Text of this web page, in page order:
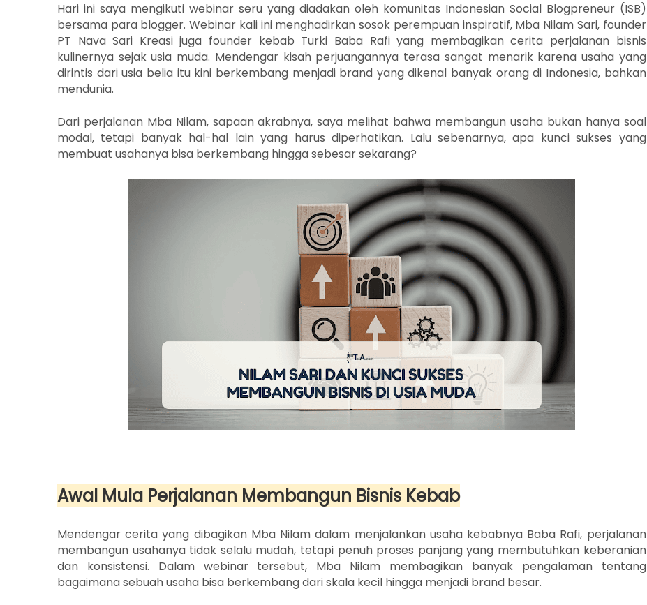
Hari ini saya mengikuti webinar seru yang diadakan oleh komunitas Indonesian Social Blogpreneur (ISB)
bersama para blogger. Webinar kali ini menghadirkan sosok perempuan inspiratif, Mba Nilam Sari, founder
PT Nava Sari Kreasi juga founder kebab Turki Baba Rafiyang membagikan cerita perjalanan bisnis
kulinernya sejak usia muda. Mendengar kisah perjuangannya terasa sangat menarik karena usaha yang
dirintis dari usia belia itu kini berkembang menjadi brand yang dikenal banyak orang di Indonesia, bahkan
mendunia.
Dari perjalanan Mba Nilam, sapaan akrabnya, saya melihat bahwa membangun usaha bukan hanya soal
modal, tetapi banyak hal-hal lain yang harus diperhatikan. Lalu sebenarnya, apa kunci sukses yang
membuat usahanya bisa berkembang hingga sebesar sekarang?
Awal Mula Perjalanan Membangun Bisnis Kebab
Mendengar cerita yang dibagikan Mba Nilam dalam menjalankan usaha kebabnya Baba Rafi, perjalanan
membangun usahanya tidak selalu mudah, tetapi penuh proses panjang yang membutuhkan keberanian
dan konsistensi. Dalam webinar tersebut, Mba Nilam membagikan banyak pengalaman tentang
bagaimana sebuah usaha bisa berkembang dari skala kecil hingga menjadi brand besar.